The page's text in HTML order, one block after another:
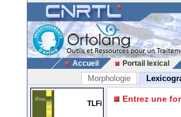
Accueil Portail lexical
Morphologie
TLFi Entrez une